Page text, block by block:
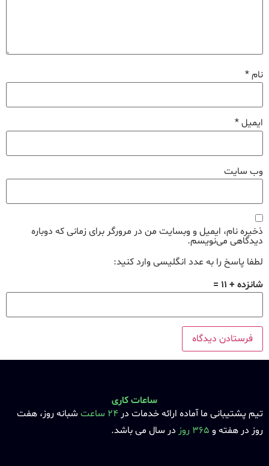
نام*
ایمیل*
وب‌ سایت
ذخیره نام، ایمیل و وبسایت من در مرورگر برای زمانی که دوباره
دیدگاهی می‌نویسم.
لطفا پاسخ را به عدد انگلیسی وارد کنید:
شانزده + 11 =
ساعات کاری
تیم پشتیبانی ما آماده ارائه خدمات در 24 ساعت
شبانه روز، هفت
روز در هفته و 365 روز در سال می باشد.